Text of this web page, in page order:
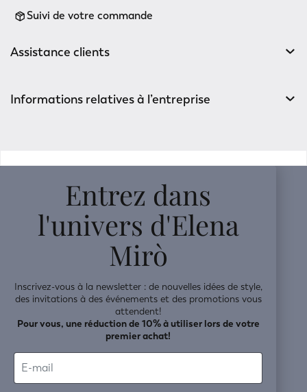
Suivi de votre commande
Assistance clients
Informations relatives à l’entreprise
Entrez dans
l'univers d'Elena
Mirò
Inscrivez-vous à la newsletter : de nouvelles idées de style,
des invitations à des événements et des promotions vous
attendent!
Pour vous, une réduction de 10% à utiliser lors de votre
premier achat!